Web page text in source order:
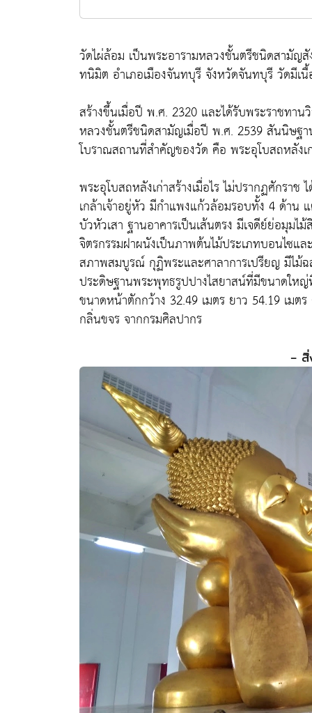
วัดไผ่ล้อม เป็นพระอารามหลวงชั้นตรีชนิดสามั
ทนิมิต อำเภอเมืองจันทบุรี จังหวัดจันทบุรี วัดมีเ
สร้างขึ้นเมื่อปี พ.ศ. 2320 และได้รับพระราชทา
หลวงชั้นตรีชนิดสามัญเมื่อปี พ.ศ. 2539 สันนิษฐา
โบราณสถานที่สำคัญของวัด คือ พระอุโบสถหลัง
พระอุโบสถหลังเก่าสร้างเมื่อไร ไม่ปรากฏศักร
เกล้าเจ้าอยู่หัว มีกำแพงแก้วล้อมรอบทั้ง 4 ด้าน
บัวหัวเสา ฐานอาคารเป็นเส้นตรง มีเจดีย์ย่อมุม
จิตรกรรมฝาผนังเป็นภาพต้นไม้ประเภทบอนไซ
สภาพสมบูรณ์ กุฏิพระและศาลาการเปรียญ มีไม้
ประดิษฐานพระพุทธรูปปางไสยาสน์ที่มีขนาดใ
ขนาดหน้าตักกว้าง 32.49 เมตร ยาว 54.19 เม
กลิ่นขจร จากกรมศิลปากร
- สิ่